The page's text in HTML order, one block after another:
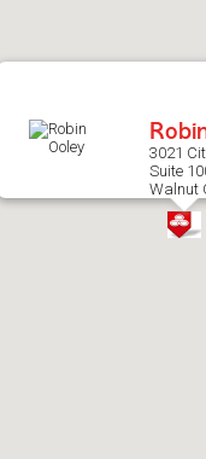
3021
Suite
Walnut